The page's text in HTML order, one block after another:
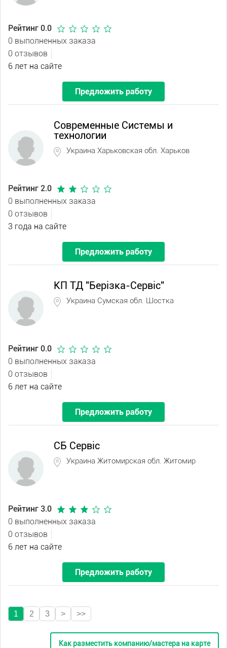
Рейтинг 0.0
0 выполненных заказа
0 отзывов
6 лет на сайте
Предложить работу
Современные Системы и
технологии
Украина Харьковская обл. Харьков
Рейтинг 2.0
0 выполненных заказа
0 отзывов
3 года на сайте
Предложить работу
КП ТД "Берізка-Сервіс"
Украина Сумская обл. Шостка
Рейтинг 0.0
0 выполненных заказа
0 отзывов
6 лет на сайте
Предложить работу
СБ Сервіс
Украина Житомирская обл. Житомир
Рейтинг 3.0
0 выполненных заказа
0 отзывов
6 лет на сайте
Предложить работу
1 2 3 > >>
Как разместить компанию/мастера на карте